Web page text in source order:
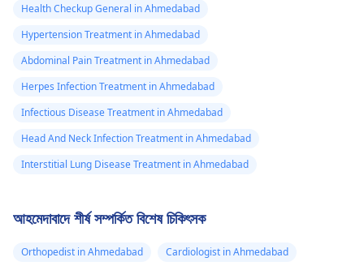
Health Checkup General in Ahmedabad
Hypertension Treatment in Ahmedabad
Abdominal Pain Treatment in Ahmedabad
Herpes Infection Treatment in Ahmedabad
Infectious Disease Treatment in Ahmedabad
Head And Neck Infection Treatment in Ahmedabad
Interstitial Lung Disease Treatment in Ahmedabad
আহমেদাবাদে শীর্ষ সম্পর্কিত বিশেষ চিকিৎসক
Orthopedist in Ahmedabad
Cardiologist in Ahmedabad